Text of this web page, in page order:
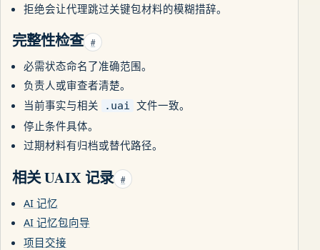
拒绝会让代理跳过关键包材料的模糊措辞。
完整性检查 #
必需状态命名了准确范围。
负责人或审查者清楚。
当前事实与相关
.uai
文件一致。
停止条件具体。
过期材料有归档或替代路径。
相关 UAIX 记录 #
AI 记忆
AI 记忆包向导
项目交接